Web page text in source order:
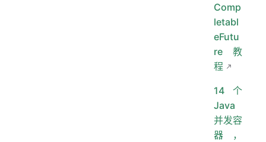
Comp
letabl
eFutu
re 教
程
14个
Java
并发容
器，